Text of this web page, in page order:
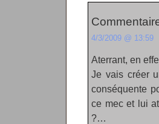
4/3/2009 @ 13:59
Aterrant, en
Je vais créer
conséquente
ce mec et lui
?…